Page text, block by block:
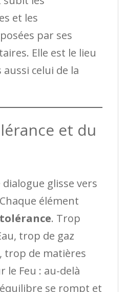
et les
par ses
Elle est le lieu
celui de la
et du
glisse vers
élément
. Trop
trop de gaz
trop de matières
le Feu : au-delà
se rompt et